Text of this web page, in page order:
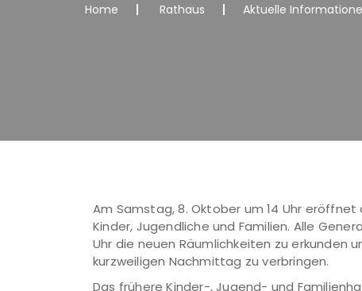
Home Rathaus Aktuelle
Am Samstag, 8. Oktober um 14 Uhr
Kinder, Jugendliche und Familien. Alle
Uhr die neuen Räumlichkeiten zu erkunden
kurzweiligen Nachmittag zu verbringen.
Das frühere Kinder-, Jugend- und